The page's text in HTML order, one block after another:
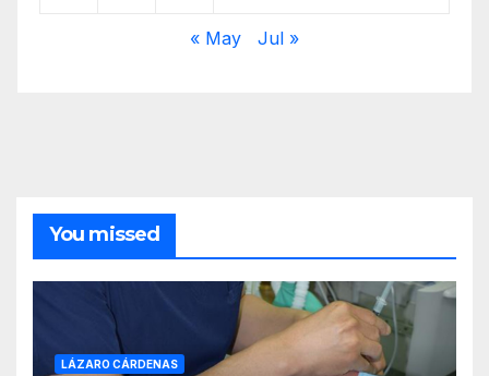
« May Jul »
You missed
LÁZARO CÁRDENAS